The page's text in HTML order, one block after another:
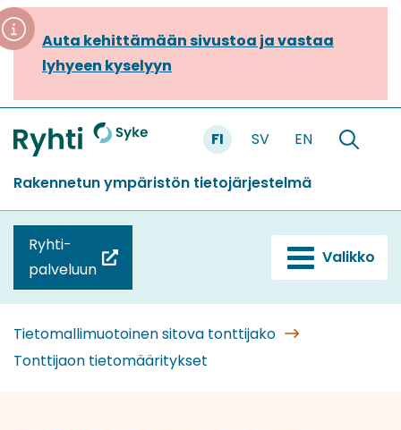
Siirry
sisältöönAuta kehittämään sivustoa ja vastaa
lyhyeen kyselyyn
Etusivu
FI SV EN
Hae
Rakennetun ympäristön tietojärjestelmä
Ryhti-
palveluun
(siirryt
toiseen
Valikko
Tietomallimuotoinen sitova tonttijako
Tonttijaon tietomääritykset